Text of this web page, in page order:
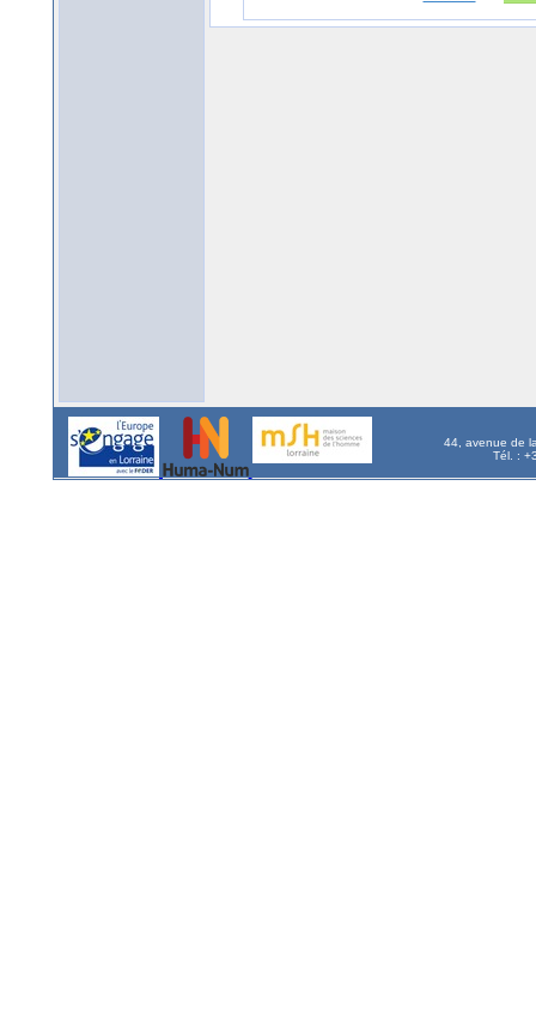
44, avenue de
Tél. :